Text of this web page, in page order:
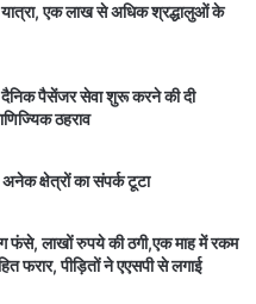
एक लाख से अधिक श्रद्धालुओं के
पैसेंजर सेवा शुरू करने की दी
ठहराव
क्षेत्रों का संपर्क टूटा
फंसे, लाखों रुपये की ठगी,एक माह में रकम
फरार, पीड़ितों ने एएसपी से लगाई